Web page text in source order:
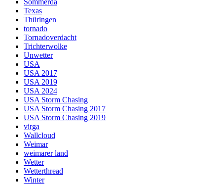
Sömmerda
Texas
Thüringen
tornado
Tornadoverdacht
Trichterwolke
Unwetter
USA
USA 2017
USA 2019
USA 2024
USA Storm Chasing
USA Storm Chasing 2017
USA Storm Chasing 2019
virga
Wallcloud
Weimar
weimarer land
Wetter
Wetterthread
Winter